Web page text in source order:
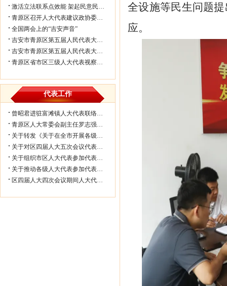
激活立法联系点效能 架起民意民生连...
青原区召开人大代表建议政协委员提案...
全国两会上的“吉安声音”
吉安市青原区第五届人民代表大会第七...
吉安市青原区第五届人民代表大会第七...
青原区省市区三级人大代表视察民生实...
代表工作
曾昭君进驻富滩镇人大代表联络工作站...
青原区人大常委会副主任罗志强带队赴...
关于转发《关于在全市开展各级人大代...
关于对区四届人大五次会议代表所提部...
关于组织市区人大代表参加代表联络工...
关于推动各级人大代表参加代表联络工...
区四届人大四次会议期间人大代表审议...
全设施等民生问题
应。